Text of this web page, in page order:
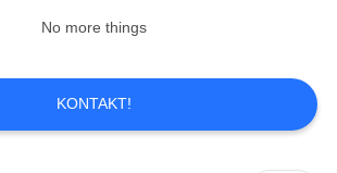
No more things
KONTAKT!